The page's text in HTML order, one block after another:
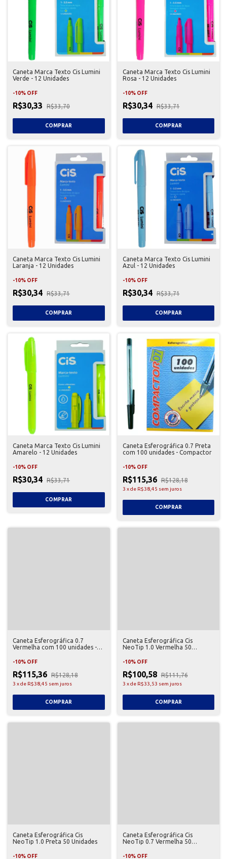
Caneta Marca Texto Cis Lumini
Verde - 12 Unidades
-10% OFF
R$30,33 R$33,70
Caneta Marca Texto Cis Lumini
Rosa - 12 Unidades
-10% OFF
R$30,34 R$33,71
Caneta Marca Texto Cis Lumini
Laranja - 12 Unidades
-10% OFF
R$30,34 R$33,71
Caneta Marca Texto Cis Lumini
Azul - 12 Unidades
-10% OFF
R$30,34 R$33,71
Caneta Marca Texto Cis Lumini
Amarelo - 12 Unidades
-10% OFF
R$30,34 R$33,71
Caneta Esferográfica 0.7 Preta
com 100 unidades - Compactor
-10% OFF
R$115,36 R$128,18
3 xde R$38,45 sem juros
Caneta Esferográfica 0.7
Vermelha com 100 unidades -
-10% OFF
R$115,36 R$128,18
3 xde R$38,45 sem juros
Caneta Esferográfica Cis
NeoTip 1.0 Vermelha 50
-10% OFF
R$100,58 R$111,76
3 xde R$33,53 sem juros
Caneta Esferográfica Cis
NeoTip 1.0 Preta 50 Unidades
-10% OFF
Caneta Esferográfica Cis
NeoTip 0.7 Vermelha 50
-10% OFF